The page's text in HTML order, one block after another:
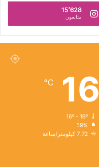
15٬628
متابعون
16
℃
59%
7.72 كيلومتر/ساعة